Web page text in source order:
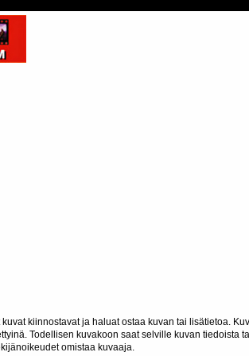
kiinnostavat ja haluat ostaa kuvan tai lisätietoa.
Todellisen kuvakoon saat selville kuvan tiedoista
omistaa kuvaaja.